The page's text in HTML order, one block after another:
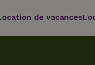
de vacances